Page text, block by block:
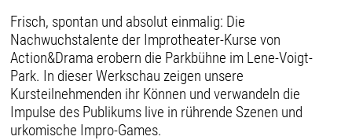
Frisch, spontan und absolut einmalig: Die
Nachwuchstalente der Improtheater-Kurse von
Action&Drama erobern die Parkbühne im Lene-Voigt-
Park. In dieser Werkschau zeigen unsere
Kursteilnehmenden ihr Können und verwandeln die
Impulse des Publikums live in rührende Szenen und
urkomische Impro-Games.